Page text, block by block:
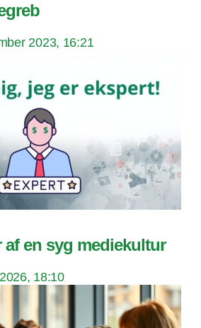
2023, 16:21
af en syg mediekultur
18:10